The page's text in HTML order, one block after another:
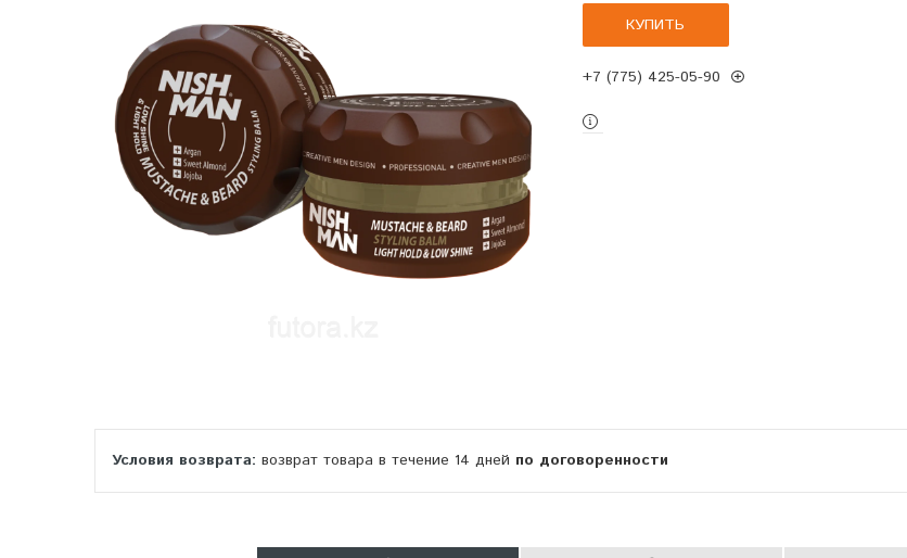
КУПИТЬ
+7 (775) 425-05-90
возврат товара в течение 14 дней по договоренности